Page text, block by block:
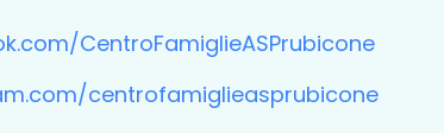
CentroFamiglieASPrubicone
centrofamiglieasprubicone